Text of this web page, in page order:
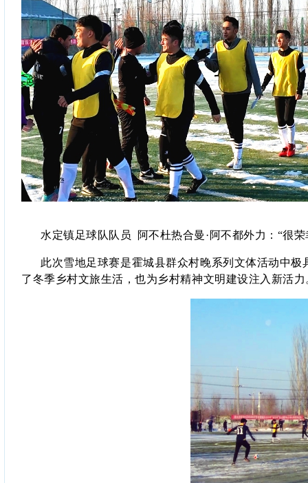
水定镇足球队队员 阿不杜热合曼·阿不都外力：“很
此次雪地足球赛是霍城县群众村晚系列文体活动中
了冬季乡村文旅生活，也为乡村精神文明建设注入新活力